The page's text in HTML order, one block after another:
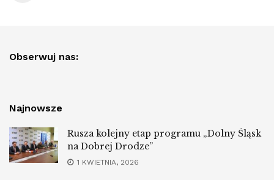
Obserwuj nas:
Najnowsze
Rusza kolejny etap programu „Dolny Śląsk
na Dobrej Drodze”
1 KWIETNIA, 2026